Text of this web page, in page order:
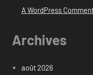
A WordPress
Archives
août 2026